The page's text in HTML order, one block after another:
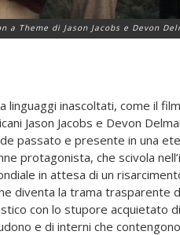
a Theme di Jason Jacobs e Devon
linguaggi inascoltati, come il
Jason Jacobs e Devon
passato e presente in una
protagonista, che scivola
in attesa di un
diventa la trama trasparente
con lo stupore acquietato
e di interni che